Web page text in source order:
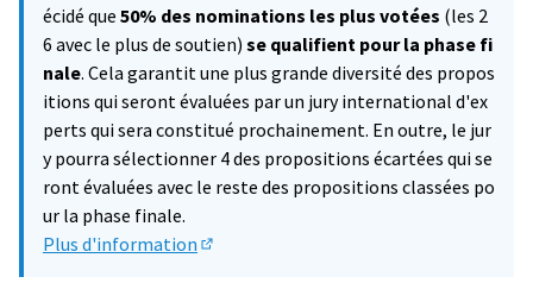
écidé que 50% des nominations les plus votées (les 2
6 avec le plus de soutien) se qualifient pour la phase fi
nale. Cela garantit une plus grande diversité des propos
itions qui seront évaluées par un jury international d'ex
perts qui sera constitué prochainement. En outre, le jur
y pourra sélectionner 4 des propositions écartées qui se
ront évaluées avec le reste des propositions classées po
ur la phase finale.
Plus d'information